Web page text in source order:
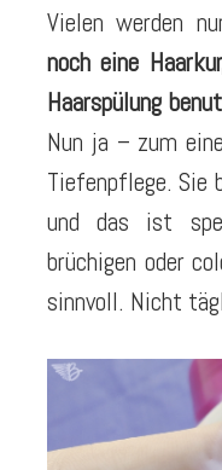
Vielen werden
noch eine
Haarspülung
Nun ja – zum
Tiefenpflege. Sie
und das ist
brüchigen oder
sinnvoll. Nicht